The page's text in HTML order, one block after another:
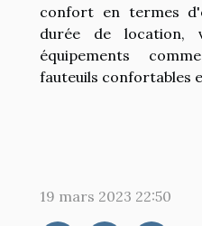
confort en termes
durée de location,
équipements
fauteuils confortables
19 mars 2023 22:50